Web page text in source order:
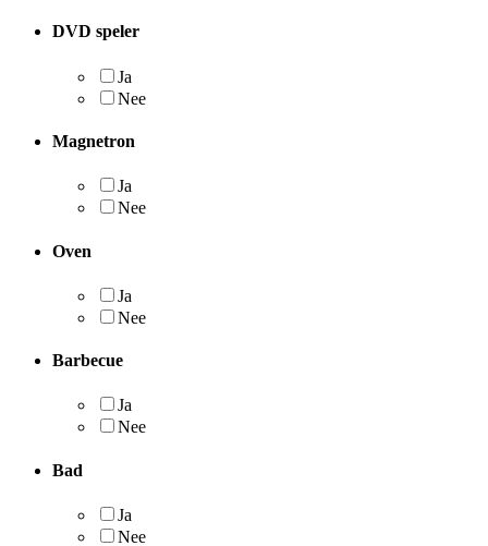
DVD speler
Ja
Nee
Magnetron
Ja
Nee
Oven
Ja
Nee
Barbecue
Ja
Nee
Bad
Ja
Nee